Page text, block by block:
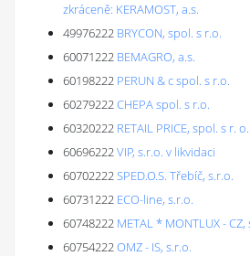
zkráceně: KERAMOST, a.s.
49976222 BRYCON, spol. s r.o.
60071222 BEMAGRO, a.s.
60198222 PERUN & c spol. s r.o.
60279222CHEPA spol. s r.o.
60320222 RETAIL PRICE, spol. s r.
60696222VIP, s.r.o. v likvidaci
60702222SPED.O.S. Třebíč, s.r.o.
60731222 ECO-line, s.r.o.
60748222 METAL * MONTLUX -
60754222OMZ - IS, s.r.o.